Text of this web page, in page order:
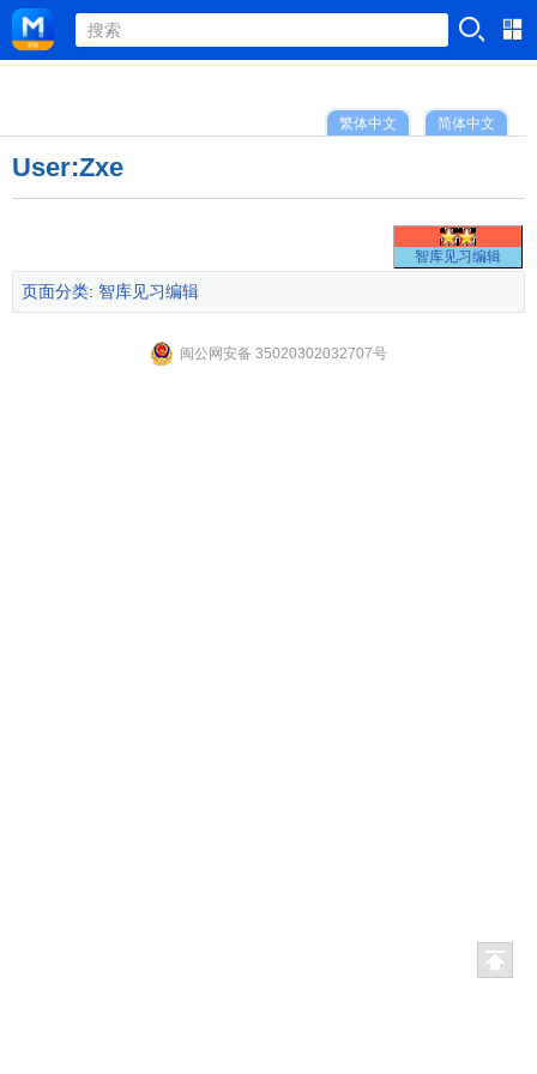
简体中文
繁体中文
User:Zxe
智库见习编辑
页面分类: 智库见习编辑
闽公网安备 35020302032707号